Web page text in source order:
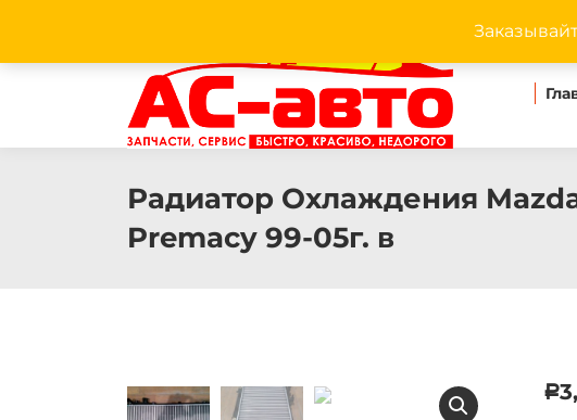
Радиатор Охлаждения
Premacy 99-05г. в
Р